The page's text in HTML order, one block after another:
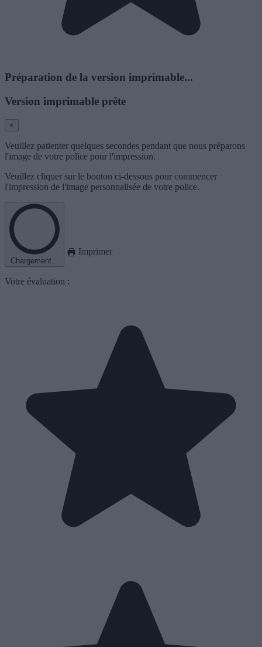
Préparation de la version imprimable...
Version imprimable prête
×
Veuillez patienter quelques secondes pendant que nous préparons
l'image de votre police pour l'impression.
Veuillez cliquer sur le bouton ci-dessous pour commencer
l'impression de l'image personnalisée de votre police.
Chargement...
Imprimer
Votre évaluation :